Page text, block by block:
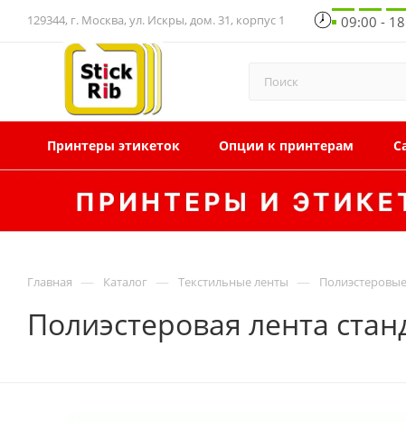
129344, г. Москва, ул. Искры, дом. 31, корпус 1 09:00 -
Принтеры этикеток Опции к принтерам
Главная — Каталог — Текстильные ленты —
Полиэстеровая лента